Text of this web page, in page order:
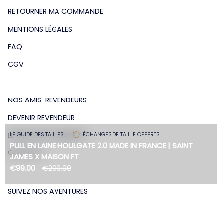
LE GUIDE DES TAILLES ÉCHANGES DE TAILLE OFFERTS
PULL EN LAINE HOULGATE 2.0 MADE IN FRANCE | SAINT
JAMES X MAISON FT
€99.00
€209.00
RETOURNER MA COMMANDE
MENTIONS LÉGALES
FAQ
CGV
NOS AMIS-REVENDEURS
DEVENIR REVENDEUR
LE BLOG DE LA MAISON
CONTACT
SUIVEZ NOS AVENTURES